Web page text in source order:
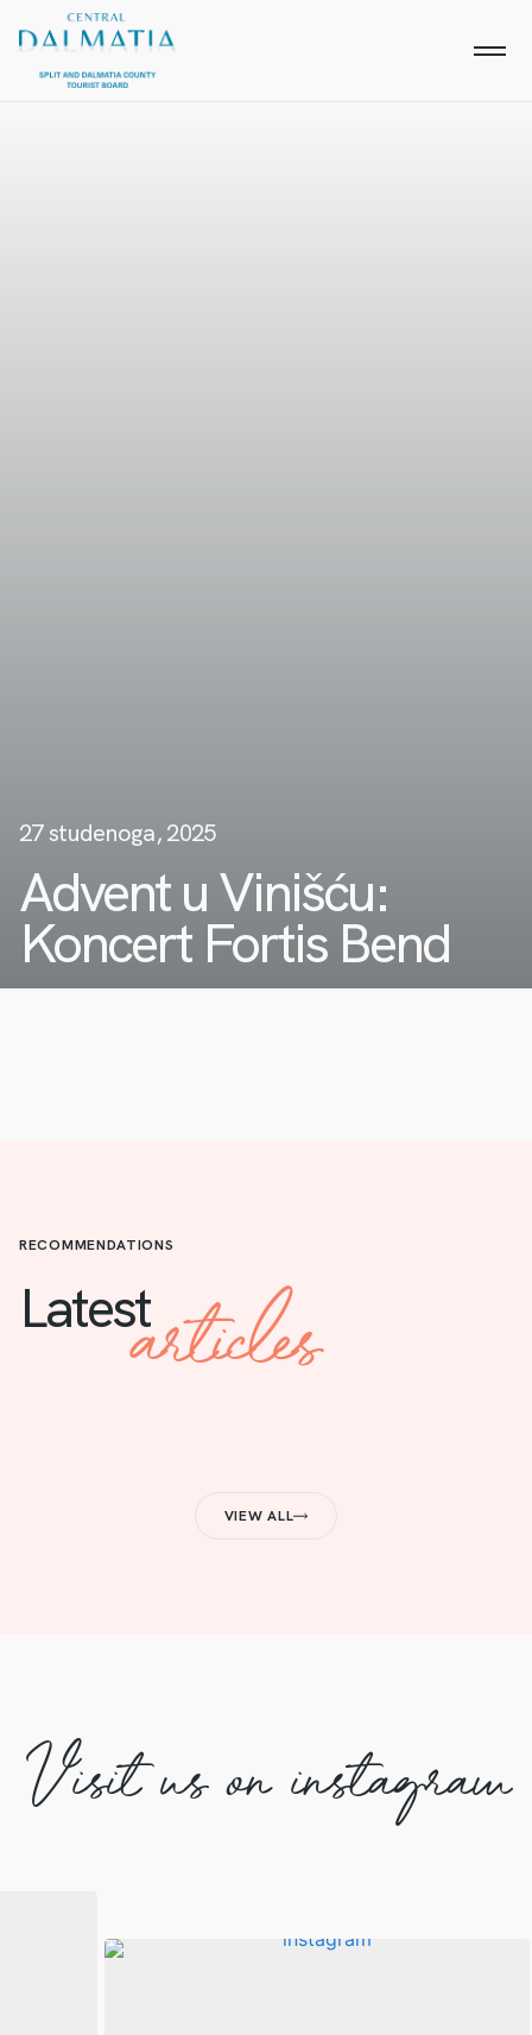
27 studenoga, 2025
Advent u Vinišću:
Koncert Fortis Bend
RECOMMENDATIONS
Latestarticles
VIEW ALL
Visit us on instagram